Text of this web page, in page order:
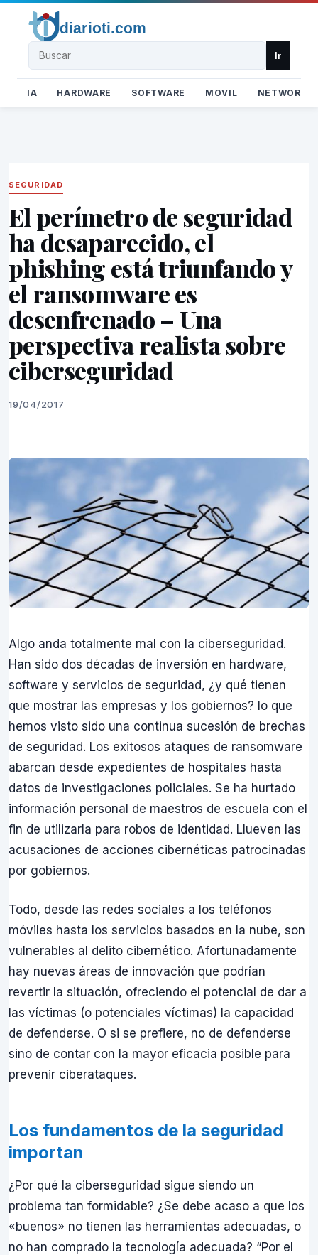
Buscar Ir
IA HARDWARE SOFTWARE MOVIL NETWORK
SEGURIDAD
El perímetro de seguridad
ha desaparecido, el
phishing está triunfando y
el ransomware es
desenfrenado – Una
perspectiva realista sobre
ciberseguridad
19/04/2017
Algo anda totalmente mal con la ciberseguridad.
Han sido dos décadas de inversión en hardware,
software y servicios de seguridad, ¿y qué tienen
que mostrar las empresas y los gobiernos? lo que
hemos visto sido una continua sucesión de brechas
de seguridad. Los exitosos ataques de ransomware
abarcan desde expedientes de hospitales hasta
datos de investigaciones policiales. Se ha hurtado
información personal de maestros de escuela con el
fin de utilizarla para robos de identidad. Llueven las
acusaciones de acciones cibernéticas patrocinadas
por gobiernos.
Todo, desde las redes sociales a los teléfonos
móviles hasta los servicios basados en la nube, son
vulnerables al delito cibernético. Afortunadamente
hay nuevas áreas de innovación que podrían
revertir la situación, ofreciendo el potencial de dar a
las víctimas (o potenciales víctimas) la capacidad
de defenderse. O si se prefiere, no de defenderse
sino de contar con la mayor eficacia posible para
prevenir ciberataques.
Los fundamentos de la seguridad
importan
¿Por qué la ciberseguridad sigue siendo un
problema tan formidable? ¿Se debe acaso a que los
«buenos» no tienen las herramientas adecuadas, o
no han comprado la tecnología adecuada? “Por el